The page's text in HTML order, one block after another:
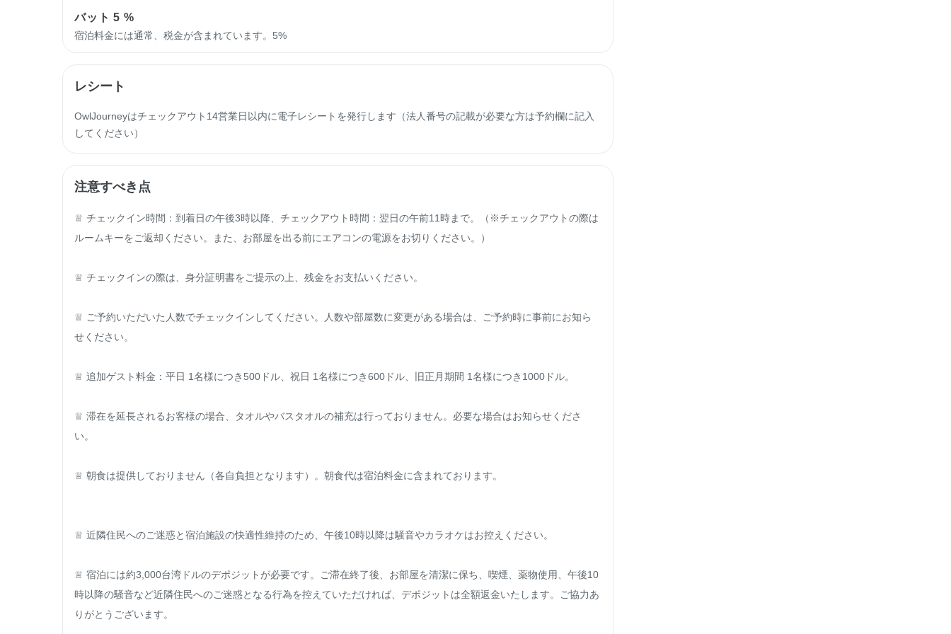
バット5 %
宿泊料金には通常、税金が含まれています。5%
レシート
OwlJourneyはチェックアウト14営業日以内に電子レシートを発行します（法人番号の記載が必要な方は予約欄に記入
してください）
注意すべき点
♕ チェックイン時間：到着日の午後3時以降、チェックアウト時間：翌日の午前11時まで。（※チェックアウトの際は
ルームキーをご返却ください。また、お部屋を出る前にエアコンの電源をお切りください。）
♕ チェックインの際は、身分証明書をご提示の上、残金をお支払いください。
♕ ご予約いただいた人数でチェックインしてください。人数や部屋数に変更がある場合は、ご予約時に事前にお知ら
せください。
♕ 追加ゲスト料金：平日 1名様につき500ドル、祝日 1名様につき600ドル、旧正月期間 1名様につき1000ドル。
♕ 滞在を延長されるお客様の場合、タオルやバスタオルの補充は行っておりません。必要な場合はお知らせくださ
い。
♕ 朝食は提供しておりません（各自負担となります）。朝食代は宿泊料金に含まれております。
♕ 近隣住民へのご迷惑と宿泊施設の快適性維持のため、午後10時以降は騒音やカラオケはお控えください。
♕ 宿泊には約3,000台湾ドルのデポジットが必要です。ご滞在終了後、お部屋を清潔に保ち、喫煙、薬物使用、午後10
時以降の騒音など近隣住民へのご迷惑となる行為を控えていただければ、デポジットは全額返金いたします。ご協力あ
りがとうございます。